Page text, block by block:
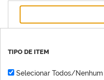
TIPO DE ITEM
Selecionar Todos/Nenhum